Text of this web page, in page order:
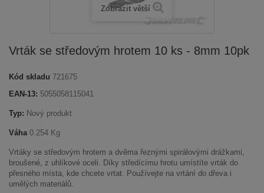
Zobrazit větší
Vrták se středovým hrotem 10 ks - 8mm 10pk
Kód skladu 721675
EAN-13: 5055058115041
Typ: Nový produkt
Váha 0.254 Kg
Vrtáky se středovým hrotem a dvěma řeznými spirálovými drážkami,
broušené, z uhlíkové oceli. Díky středícímu hrotu umístíte vrták do
přesného místa, kde chcete vrtat. Používejte na vrtání do dřeva i
umělých materiálů.